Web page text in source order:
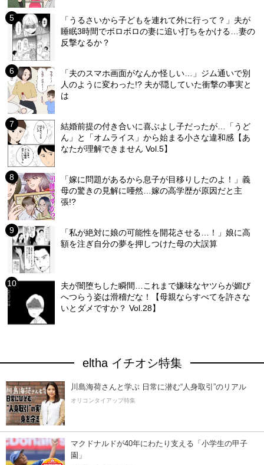
「うるさいから子どもを連れて外に行って？」夫が
睡眠3時間でボロボロの妻に追い打ちをかける…妻の
反撃なるか？
「夫のスマホ画面がなんか怪しい…」ジム通いで別
人のように変わった!? 夫が隠していた衝撃の事実と
は
結婚前提の付き合いに喜ぶよし子だったが…「うど
ん」と「オムライス」から始まる小さな違和感【あ
なたが理解できません Vol.5】
「嫁に問題があるから息子が目移りしたのよ！」義
母の驚きの見解に唖然…嫁の高学歴が原因だと主
張!?
「私が絶対に娘の可能性を開花させる…！」娘に高
額を注ぎ自分の夢を押しつけた母の大誤算
夫が闇堕ちした瞬間…これまで嫌味なヤツらが媚び
へつらう姿は滑稽だな！【母親ならすべてを許さな
いとダメですか？ Vol.28】
eltha イチオシ特集
川島海荷さんと学ぶ 日常に潜む“人身取引”のリアル
オリコンタイアップ特集
マクドナルドが40年にわたり支える「小学生の甲子
園」